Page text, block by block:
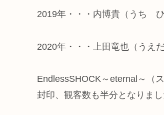
2019年・・・内博貴（うち
2020年・・・上田竜也（うえ
EndlessSHOCK～eternal～（
封印、観客数も半分となりまし